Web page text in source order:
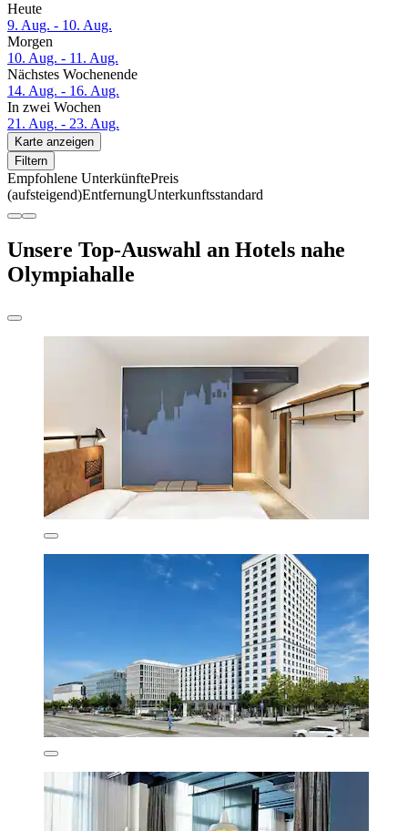
Heute
9. Aug. - 10. Aug.
Morgen
10. Aug. - 11. Aug.
Nächstes Wochenende
14. Aug. - 16. Aug.
In zwei Wochen
21. Aug. - 23. Aug.
Karte anzeigen
Filtern
Empfohlene UnterkünftePreis
(aufsteigend)EntfernungUnterkunftsstandard
Unsere Top-Auswahl an Hotels nahe
Olympiahalle